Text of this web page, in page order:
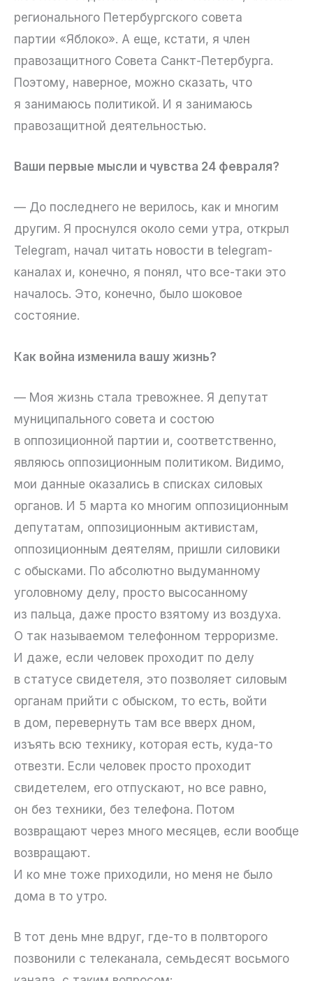
регионального Петербургского совета
партии «Яблоко». А еще, кстати, я член
правозащитного Совета Санкт-Петербурга.
Поэтому, наверное, можно сказать, что
я занимаюсь политикой. И я занимаюсь
правозащитной деятельностью.
Ваши первые мысли и чувства 24 февраля?
— До последнего не верилось, как и многим
другим. Я проснулся около семи утра, открыл
Telegram, начал читать новости в telegram-
каналах и, конечно, я понял, что все-таки это
началось. Это, конечно, было шоковое
состояние.
Как война изменила вашу жизнь?
— Моя жизнь стала тревожнее. Я депутат
муниципального совета и состою
в оппозиционной партии и, соответственно,
являюсь оппозиционным политиком. Видимо,
мои данные оказались в списках силовых
органов. И 5 марта ко многим оппозиционным
депутатам, оппозиционным активистам,
оппозиционным деятелям, пришли силовики
с обысками. По абсолютно выдуманному
уголовному делу, просто высосанному
из пальца, даже просто взятому из воздуха.
О так называемом телефонном терроризме.
И даже, если человек проходит по делу
в статусе свидетеля, это позволяет силовым
органам прийти с обыском, то есть, войти
в дом, перевернуть там все вверх дном,
изъять всю технику, которая есть, куда-то
отвезти. Если человек просто проходит
свидетелем, его отпускают, но все равно,
он без техники, без телефона. Потом
возвращают через много месяцев, если вообще
возвращают.
И ко мне тоже приходили, но меня не было
дома в то утро.
В тот день мне вдруг, где-то в полвторого
позвонили с телеканала, семьдесят восьмого